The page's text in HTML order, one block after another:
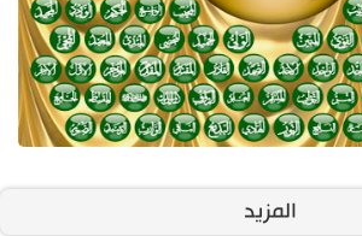
المزيد